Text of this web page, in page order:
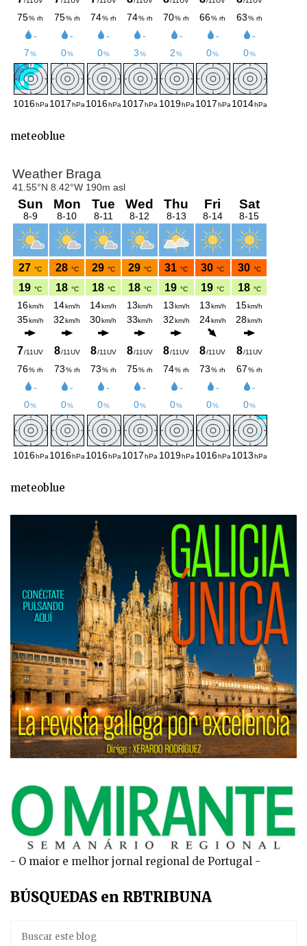
meteoblue
meteoblue
- O maior e melhor jornal regional de Portugal -
BÚSQUEDAS en RBTRIBUNA